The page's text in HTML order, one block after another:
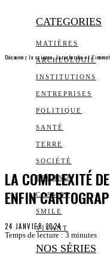
CATEGORIES
MATIÈRES
ARCHEOLOGIE
INSTITUTIONS
ENTREPRISES
POLITIQUE
SANTÉ
TERRE
SOCIÉTÉ
TECHNO
COSMOS
SMILE
VIVANT
NOS SÉRIES
Découvrez la science, la recherche et
LA COMPLEXITÉ
ENFIN
24 JANVIER 2024
Temps de lecture : 3 minutes